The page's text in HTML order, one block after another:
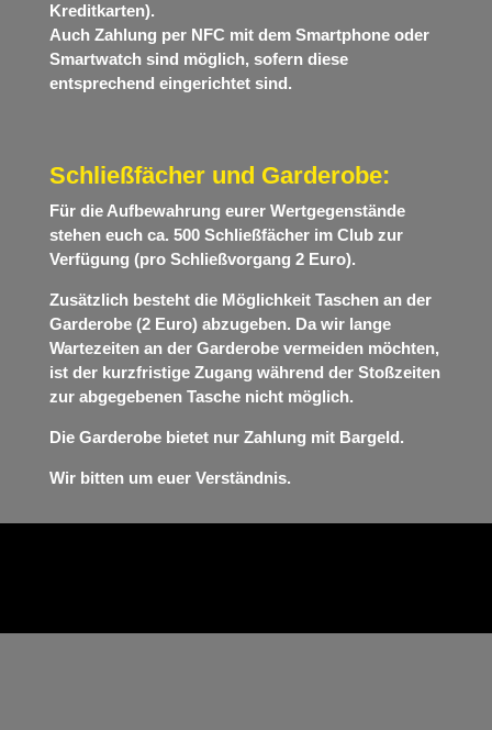
Kreditkarten).
Auch Zahlung per NFC mit dem Smartphone oder
Smartwatch sind möglich, sofern diese
entsprechend eingerichtet sind.
Schließfächer und Garderobe:
Für die Aufbewahrung eurer Wertgegenstände
stehen euch ca. 500 Schließfächer im Club zur
Verfügung (pro Schließvorgang 2 Euro).
Zusätzlich besteht die Möglichkeit Taschen an der
Garderobe (2 Euro) abzugeben. Da wir lange
Wartezeiten an der Garderobe vermeiden möchten,
ist der kurzfristige Zugang während der Stoßzeiten
zur abgegebenen Tasche nicht möglich.
Die Garderobe bietet nur Zahlung mit Bargeld.
Wir bitten um euer Verständnis.